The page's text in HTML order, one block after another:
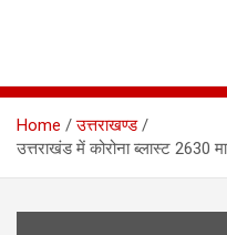
Home
उत्तराखण्ड
उत्तराखंड में कोरोना ब्लास्ट 2630